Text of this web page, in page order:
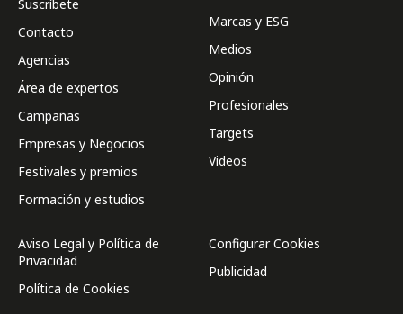
Suscríbete
Contacto
Agencias
Área de expertos
Campañas
Empresas y Negocios
Festivales y premios
Formación y estudios
Marcas y ESG
Medios
Opinión
Profesionales
Targets
Videos
Aviso Legal y Política de
Privacidad
Política de Cookies
Configurar Cookies
Publicidad